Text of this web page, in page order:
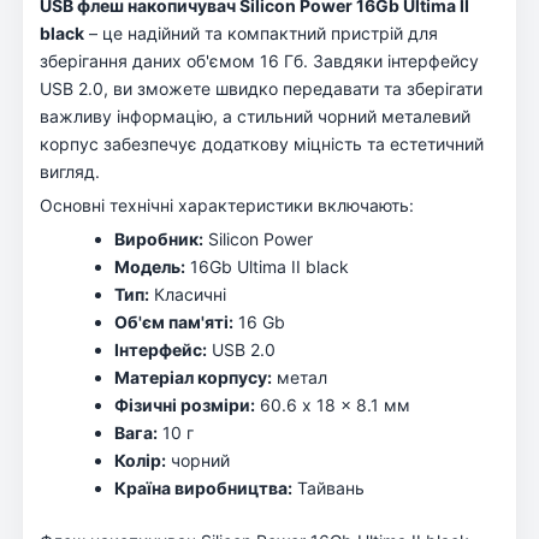
USB флеш накопичувач Silicon Power 16Gb Ultima II
black – це надійний та компактний пристрій для
зберігання даних об'ємом 16 Гб. Завдяки інтерфейсу
USB 2.0, ви зможете швидко передавати та зберігати
важливу інформацію, а стильний чорний металевий
корпус забезпечує додаткову міцність та естетичний
вигляд.
Основні технічні характеристики включають:
Виробник: Silicon Power
Модель: 16Gb Ultima II black
Тип: Класичні
Об'єм пам'яті: 16 Gb
Інтерфейс: USB 2.0
Матеріал корпусу: метал
Фізичні розміри: 60.6 x 18 x 8.1 мм
Вага: 10 г
Колір: чорний
Країна виробництва: Тайвань